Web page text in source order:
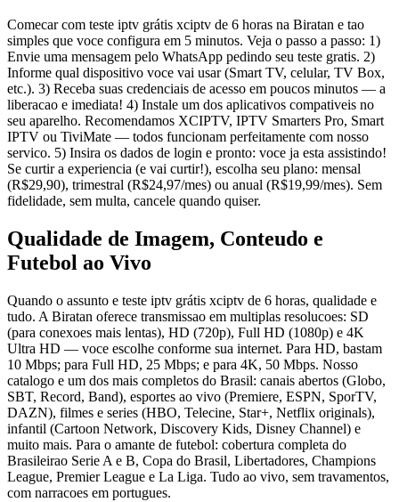
Comecar com teste iptv grátis xciptv de 6 horas na Biratan e tao
simples que voce configura em 5 minutos. Veja o passo a passo: 1)
Envie uma mensagem pelo WhatsApp pedindo seu teste gratis. 2)
Informe qual dispositivo voce vai usar (Smart TV, celular, TV Box,
etc.). 3) Receba suas credenciais de acesso em poucos minutos — a
liberacao e imediata! 4) Instale um dos aplicativos compativeis no
seu aparelho. Recomendamos XCIPTV, IPTV Smarters Pro, Smart
IPTV ou TiviMate — todos funcionam perfeitamente com nosso
servico. 5) Insira os dados de login e pronto: voce ja esta assistindo!
Se curtir a experiencia (e vai curtir!), escolha seu plano: mensal
(R$29,90), trimestral (R$24,97/mes) ou anual (R$19,99/mes). Sem
fidelidade, sem multa, cancele quando quiser.
Qualidade de Imagem, Conteudo e
Futebol ao Vivo
Quando o assunto e teste iptv grátis xciptv de 6 horas, qualidade e
tudo. A Biratan oferece transmissao em multiplas resolucoes: SD
(para conexoes mais lentas), HD (720p), Full HD (1080p) e 4K
Ultra HD — voce escolhe conforme sua internet. Para HD, bastam
10 Mbps; para Full HD, 25 Mbps; e para 4K, 50 Mbps. Nosso
catalogo e um dos mais completos do Brasil: canais abertos (Globo,
SBT, Record, Band), esportes ao vivo (Premiere, ESPN, SporTV,
DAZN), filmes e series (HBO, Telecine, Star+, Netflix originals),
infantil (Cartoon Network, Discovery Kids, Disney Channel) e
muito mais. Para o amante de futebol: cobertura completa do
Brasileirao Serie A e B, Copa do Brasil, Libertadores, Champions
League, Premier League e La Liga. Tudo ao vivo, sem travamentos,
com narracoes em portugues.